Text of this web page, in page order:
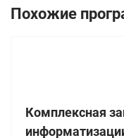
Похожие
Комплексная